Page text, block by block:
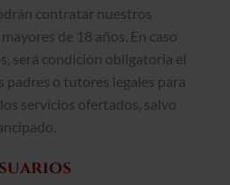
contratar nuestros
de 18 años. En caso
será condición obligatoria el
padres o tutores legales para
servicios ofertados, salvo